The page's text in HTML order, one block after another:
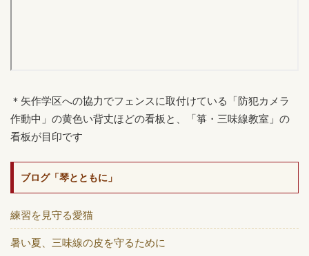
＊矢作学区への協力でフェンスに取付けている「防犯カメラ
作動中」の黄色い背丈ほどの看板と、「箏・三味線教室」の
看板が目印です
ブログ「琴とともに」
練習を見守る愛猫
暑い夏、三味線の皮を守るために